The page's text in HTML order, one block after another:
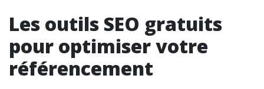
Les outils SEO gratuits
pour optimiser votre
référencement